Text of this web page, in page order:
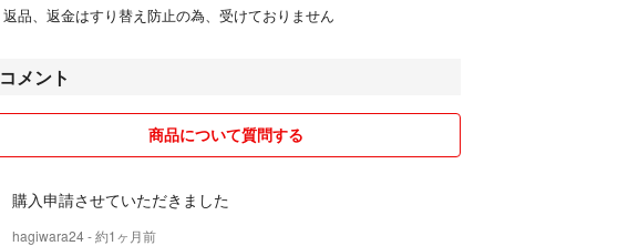
返品、返金はすり替え防止の為、受けておりません
コメント
商品について質問する
購入申請させていただきました
hagiwara24- 約1ヶ月前